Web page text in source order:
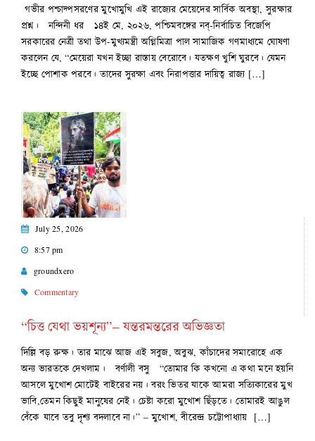
গভীর পশ্চাদ্পসরণের মুখোমুখি এই রাজ্যের মেয়েদের সার্বিক অবস্থা, সুরক্ষার
প্রশ্ন। নন্দিনী ধর ১৪ই মে, ২০২৬, পশ্চিমবঙ্গের নব্-নির্বাচিত বিজেপি
সরকারের নেত্রী তথা উপ-মুখ্যমন্ত্রী অগ্নিমিত্রা পাল সামাজিক গণমাধ্যমে ঘোষণা
করলেন যে, “মেয়েরা যখন ইচ্ছা রাস্তায় বেরোবে। যতক্ষণ খুশি ঘুরবে। যেমন
ইচ্ছে পোশাক পরবে। তাদের সুরক্ষা এবং নিরাপত্তার দায়িত্ব রাজ্য […]
July 25, 2026
8:57 pm
groundxero
Commentary
“চিত্ত যেথা ভয়শূন্য”– যন্তরমন্তরের অভিজ্ঞতা
দিল্লি বড় রুক্ষ। তার মাঝে আজ এই সবুজ, অবুঝ, কাঁচাদের সমারোহে এক
অন্য ভারতকে দেখলাম। বর্ণালী বসু “তোমার কি কখনো এ কথা মনে হয়নি
আসলে মুখোশ মোটেই বাইরের নয়। বরং ভিতর যাকে আমরা সত্যিকারের মুখ
ভাবি,তেমন কিছুই মানুষের নেই। চেষ্টা করো মুখোশ ছিঁড়তে। তোমারই আঙুল
বেঁকে যাবে তবু দৃশ্য বদলাবে না।” – মুখোশ, বীরেন্দ্র চট্টোপাধ্যায় […]